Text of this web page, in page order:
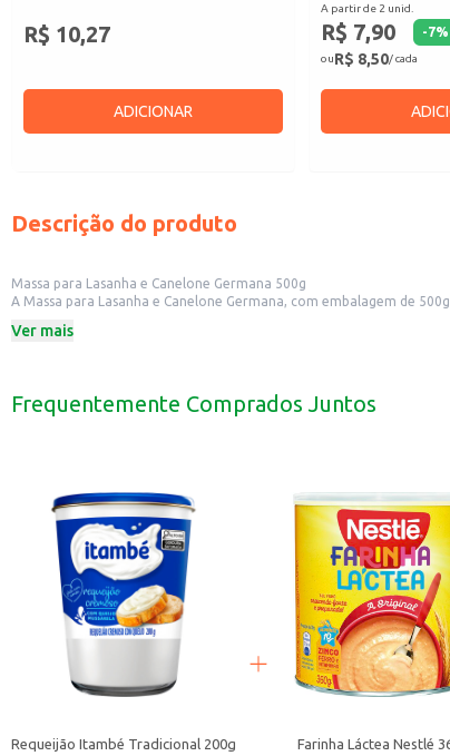
R$ 10,27
ADICIONAR
A partir de 2 unid.
R$ 7,90 -7%
ouR$ 8,50/ cada
Descrição do produto
Massa para Lasanha e Canelone Germana 500g
A Massa para Lasanha e Canelone Germana, com embalagem de
Dicas de Uso:
Com a Massa para Lasanha e Canelone Germana, você tem a
Ver mais
Frequentemente Comprados Juntos
Requeijão Itambé Tradicional 200g Farinha Láctea Nestlé